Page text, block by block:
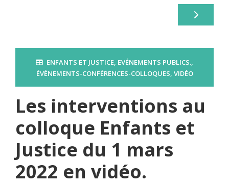
ENFANTS ET JUSTICE, EVÉNEMENTS PUBLICS.,
ÉVÈNEMENTS-CONFÉRENCES-COLLOQUES, VIDÉO
Les interventions au
colloque Enfants et
Justice du 1 mars
2022 en vidéo.